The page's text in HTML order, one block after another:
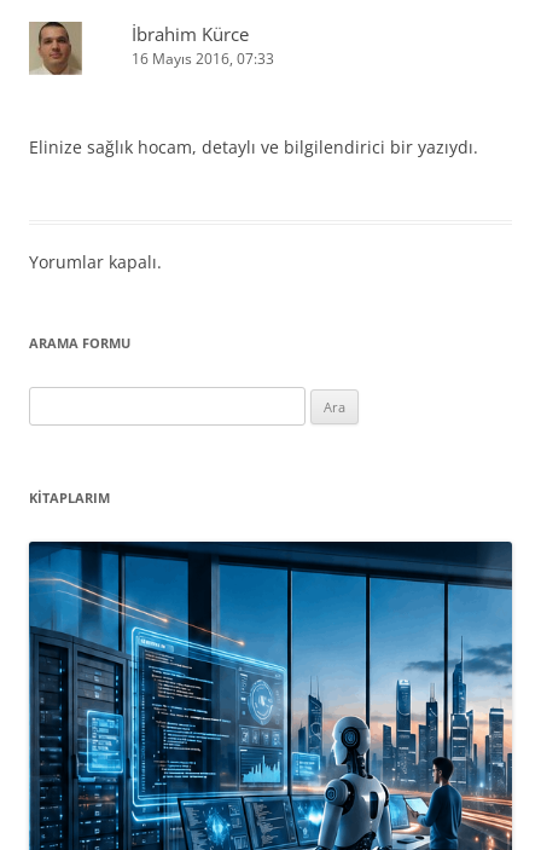
İbrahim Kürce
16 Mayıs 2016, 07:33
Elinize sağlık hocam, detaylı ve bilgilendirici bir yazıydı.
Yorumlar kapalı.
ARAMA FORMU
KITAPLARIM